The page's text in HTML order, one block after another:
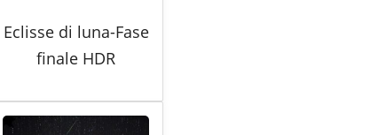
Eclisse di luna-Fase
finale HDR